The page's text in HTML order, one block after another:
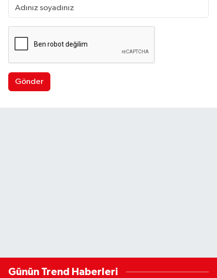
Gönder
Günün Trend Haberleri